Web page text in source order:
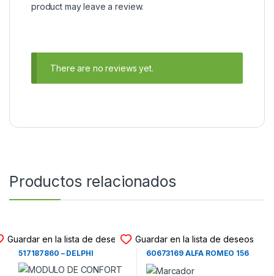
product may leave a review.
There are no reviews yet.
Productos relacionados
Guardar en la lista de deseos
MODULO DE CONFORT BSI
517187860 – DELPHI
28041853 FIAT GRANDE
PUNTO (199) (2005-2012)
Guardar en la lista de deseos
MODULO DE CONFORT BSI
60673169 ALFA ROMEO 156
(932) (1998-2005)